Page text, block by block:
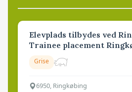
Elevplads tilbydes ved
Trainee placement
Grise
6950, Ringkøbing